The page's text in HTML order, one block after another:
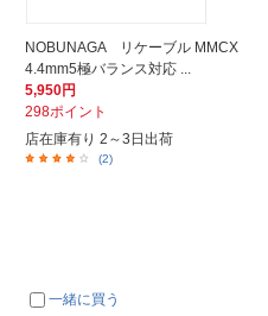
NOBUNAGA リケーブル MMCX
4.4mm5極バランス対応 ...
5,950円
298ポイント
店在庫有り 2～3日出荷
(2)
一緒に買う